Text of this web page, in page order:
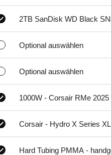
2TB SanDisk WD Black
Optional auswählen
Optional auswählen
1000W - Corsair RMe
Corsair - Hydro X Series
Hard Tubing PMMA -